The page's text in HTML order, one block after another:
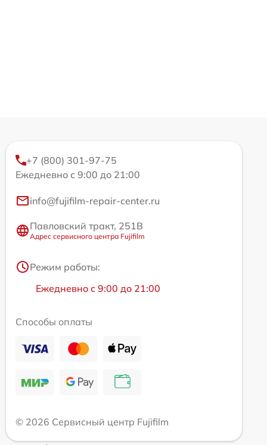
+7 (800) 301-97-75
Ежедневно с 9:00 до 21:00
info@fujifilm-repair-center.ru
Павловский тракт, 251В
Адрес сервисного центра Fujifilm
Режим работы:
Ежедневно с 9:00 до 21:00
Способы оплаты
© 2026 Сервисный центр Fujifilm